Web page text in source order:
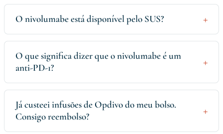
O nivolumabe está disponível pelo SUS?
O que significa dizer que o nivolumabe é um
anti-PD-1?
Já custeei infusões de Opdivo do meu bolso.
Consigo reembolso?